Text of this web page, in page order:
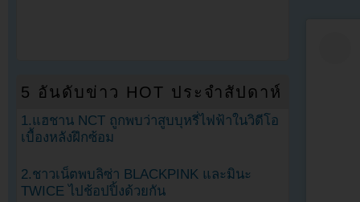
5 อันดับข่าว HOT ประจำสัปดาห์
1.แฮชาน NCT ถูกพบว่าสูบบุหรี่ไฟฟ้าในวิดีโอ
เบื้องหลังฝึกซ้อม
2.ชาวเน็ตพบลิซ่า BLACKPINK และมินะ
TWICE ไปช้อปปิ้งด้วยกัน